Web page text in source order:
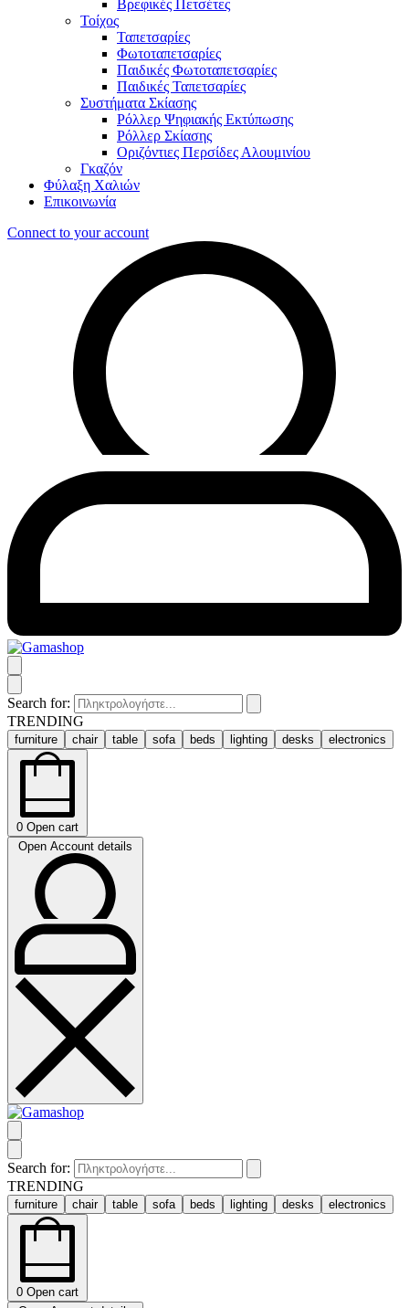
Βρεφικές Πετσέτες
Τοίχος
Ταπετσαρίες
Φωτοταπετσαρίες
Παιδικές Φωτοταπετσαρίες
Παιδικές Ταπετσαρίες
Συστήματα Σκίασης
Ρόλλερ Ψηφιακής Εκτύπωσης
Ρόλλερ Σκίασης
Οριζόντιες Περσίδες Αλουμινίου
Γκαζόν
Φύλαξη Χαλιών
Επικοινωνία
Connect to your account
Search for:
TRENDING
furniture chair table sofa beds lighting desks electronics
0 Open cart
Open Account details
Search for:
TRENDING
furniture chair table sofa beds lighting desks electronics
0 Open cart